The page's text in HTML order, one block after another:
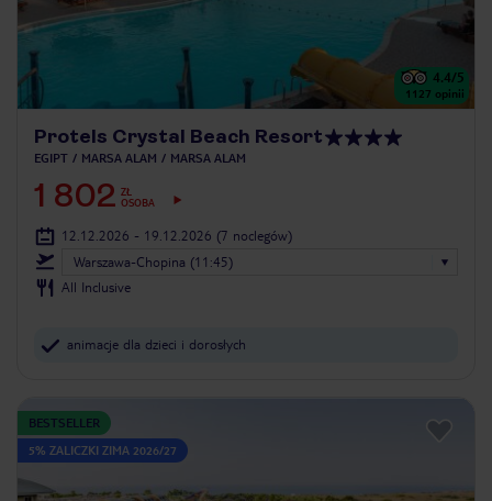
4.4/5
1127 opinii
Protels Crystal Beach Resort
EGIPT MARSA ALAM MARSA ALAM
1 802 ZŁ
OSOBA
12.12.2026 - 19.12.2026 (7 noclegów)
Warszawa-Chopina (11:45)
All Inclusive
animacje dla dzieci i dorosłych
BESTSELLER
5% ZALICZKI ZIMA 2026/27